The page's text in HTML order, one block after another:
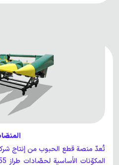
تُعدّ منصة قطع الحبوب من إنتاج